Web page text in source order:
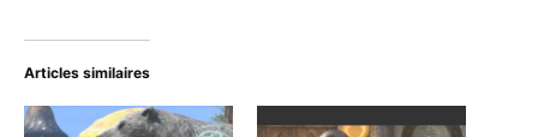
Articles similaires